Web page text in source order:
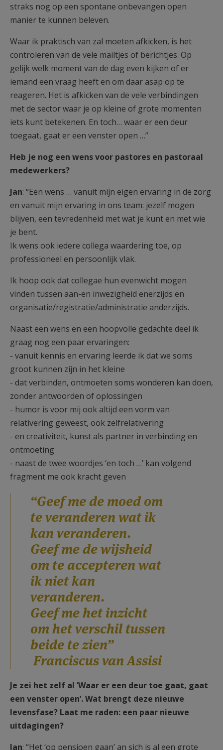
straks nog op een spontane onbevangen open
manier te kunnen beleven.
Waar ik praktisch van zal moeten afkicken, is het
controleren van de vele mailtjes of berichtjes. Op
gelijk welk moment van de dag even kijken of er
iemand een vraag heeft en om daar asap op te
reageren. Het is afkicken van de vele verbindingen
met de sector waar je op kleine of grote momenten
iets kunt betekenen. En toch… waar er een deur
toegaat, gaat er een venster open …”
Heb je nog een wens voor pastores en pastoraal
medewerkers?
Jan: “Een wens … vanuit mijn eigen ervaring in de zorg
en vanuit mijn ervaring in ons team: jezelf mogen
blijven, een tevredenheid met wat je kunt en met wie
je bent.
Ik wens ook iedere collega waardering toe, op
professioneel en persoonlijk vlak.
Ik hoop ook dat collegae hun evenwicht mogen
vinden tussen aan-en inwezigheid enerzijds en
organisatie/registratie/administratie anderzijds.
Naast een wens en een hoopvolle gedachte deel ik
graag nog een paar ervaringen:
- vanuit kennis en ervaring leerde ik dat we soms
groot kunnen zijn in het kleine
- dat verbinden, ontmoeten soms wonderen kan doen,
zonder antwoorden of oplossingen
- humor is voor mij ook altijd een vorm van
relativering geweest, ook zelfrelativering
- en creativiteit, kunst als partner in verbinding en
ontmoeting
- naast de twee woordjes ‘en toch …’ kan volgend
fragment me ook kracht geven
“Geef me de moed om
te veranderen wat ik
kan veranderen.
Geef me de wijsheid
om te accepteren wat
ik niet kan
veranderen.
Geef me het inzicht
om het verschil tussen
beide te zien”
Franciscus van Assisi
Je zei het zelf al ‘Waar er een deur toe gaat, gaat
een venster open’. Wat brengt deze nieuwe
levensfase? Laat me raden: een paar nieuwe
uitdagingen?
Jan: “Het ‘op pensioen gaan’ an sich is al een grote